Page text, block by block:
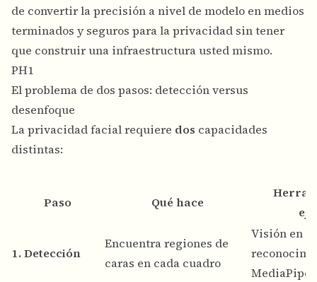
de convertir la precisión a nivel de modelo en medios
terminados y seguros para la privacidad sin tener
que construir una infraestructura usted mismo.
PH1
El problema de dos pasos: detección versus
desenfoque
La privacidad facial requiere dos capacidades
distintas:
Paso Qué hace
1. Detección
Encuentra regiones de
caras en cada cuadro
Visión en
MediaPipe